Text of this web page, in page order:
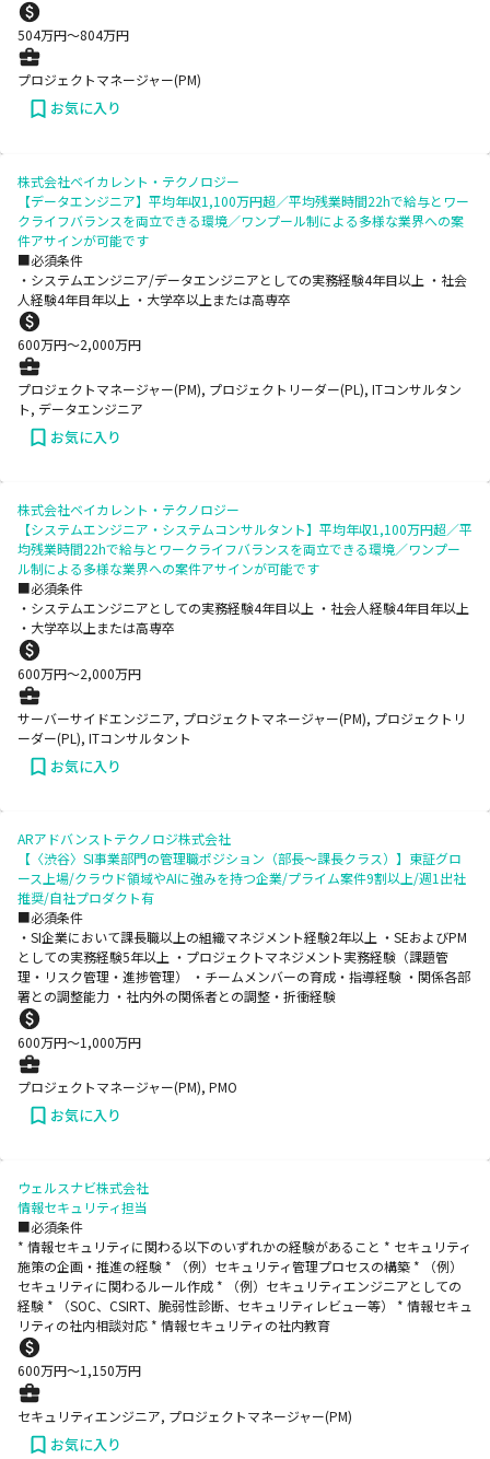
504万円〜804万円
プロジェクトマネージャー(PM)
お気に入り
株式会社ベイカレント・テクノロジー
【データエンジニア】平均年収1,100万円超／平均残業時間22hで給与とワー
クライフバランスを両立できる環境／ワンプール制による多様な業界への案
件アサインが可能です
■必須条件
・システムエンジニア/データエンジニアとしての実務経験4年目以上 ・社会
人経験4年目年以上 ・大学卒以上または高専卒
600万円〜2,000万円
プロジェクトマネージャー(PM), プロジェクトリーダー(PL), ITコンサルタン
ト, データエンジニア
お気に入り
株式会社ベイカレント・テクノロジー
【システムエンジニア・システムコンサルタント】平均年収1,100万円超／平
均残業時間22hで給与とワークライフバランスを両立できる環境／ワンプー
ル制による多様な業界への案件アサインが可能です
■必須条件
・システムエンジニアとしての実務経験4年目以上 ・社会人経験4年目年以上
・大学卒以上または高専卒
600万円〜2,000万円
サーバーサイドエンジニア, プロジェクトマネージャー(PM), プロジェクトリ
ーダー(PL), ITコンサルタント
お気に入り
ARアドバンストテクノロジ株式会社
【〈渋谷〉SI事業部門の管理職ポジション（部長～課長クラス）】東証グロ
ース上場/クラウド領域やAIに強みを持つ企業/プライム案件9割以上/週1出社
推奨/自社プロダクト有
■必須条件
・SI企業において課長職以上の組織マネジメント経験2年以上 ・SEおよびPM
としての実務経験5年以上 ・プロジェクトマネジメント実務経験（課題管
理・リスク管理・進捗管理） ・チームメンバーの育成・指導経験 ・関係各部
署との調整能力 ・社内外の関係者との調整・折衝経験
600万円〜1,000万円
プロジェクトマネージャー(PM), PMO
お気に入り
ウェルスナビ株式会社
情報セキュリティ担当
■必須条件
* 情報セキュリティに関わる以下のいずれかの経験があること * セキュリティ
施策の企画・推進の経験 * （例）セキュリティ管理プロセスの構築 * （例）
セキュリティに関わるルール作成 * （例）セキュリティエンジニアとしての
経験 * （SOC、CSIRT、脆弱性診断、セキュリティレビュー等） * 情報セキュ
リティの社内相談対応 * 情報セキュリティの社内教育
600万円〜1,150万円
セキュリティエンジニア, プロジェクトマネージャー(PM)
お気に入り